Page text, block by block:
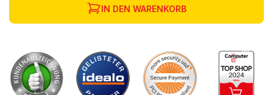
IN DEN WARENKORB